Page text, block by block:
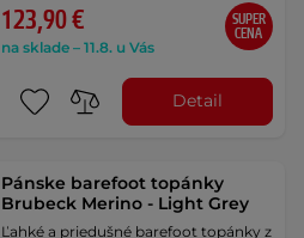
123,90 €
na sklade – 11.8. u Vás
SUPER
CENA
Detail
Pánske barefoot topánky
Brubeck Merino - Light Grey
Ľahké a priedušné barefoot topánky z